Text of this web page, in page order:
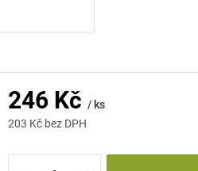
246 Kč / ks
203 Kč bez DPH
Měrná